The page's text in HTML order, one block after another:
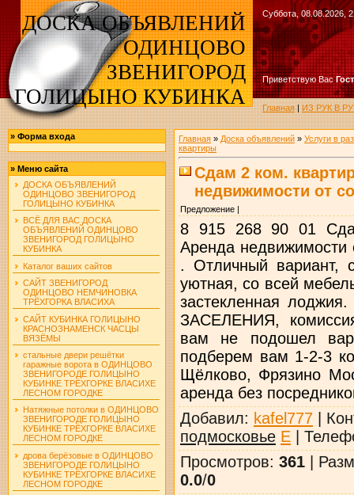
ДОСКА ОБЪЯВЛЕНИЙ
ОДИНЦОВО
ЗВЕНИГОРОД
ГОЛИЦЫНО КУБИНКА
Суббота, 08.08.2026,
Приветствую Вас
Главная|ИЗ РУК В
» Форма входа
» Меню сайта
ДОСКА ОБЪЯВЛЕНИЙ
ОДИНЦОВО ЗВЕНИГОРОД
ГОЛИЦЫНО КУБИНКА
ВСЁ ДЛЯ ВАС ДОСКА
ОБЪЯВЛЕНИЙ ОДИНЦОВО
ЗВЕНИГОРОД ГОЛИЦЫНО
КУБИНКА
Каталог ваших сайтов
САЙТ ЗВЕНИГОРОД
ОДИНЦОВО НЕМЧИНОВКА
ТРЁХГОРКА ВЛАСИХА
САЙТ КУБИНКА ГОЛИЦЫНО
КРАСНОЗНАМЕНСК ЧАСЦЫ
ВЯЗЁМЫ
стальные двери решётки
гаражные ворота в ОДИНЦОВО
ЗВЕНИГОРОДЕ ГОЛИЦЫНО
КУБИНКЕ ТРЁХГОРКЕ ВЛАСИХЕ
ЛЕСНОМ ГОРОДКЕ
Натяжные потолки в ОДИНЦОВО
ЗВЕНИГОРОДЕ ГОЛИЦЫНО
КУБИНКЕ ТРЁХГОРКЕ ВЛАСИХЕ
ЛЕСНОМ ГОРОДКЕ
дрова берёзовые в ОДИНЦОВО
ЗВЕНИГОРОДЕ ГОЛИЦЫНО
КУБИНКЕ ТРЁХГОРКЕ ВЛАСИХЕ
ЛЕСНОМ ГОРОДКЕ
Главная» Доска объявлений» Услуги в
квартиры
Сдам 2 ком.
недвижимости от
Предложение |
8 915 268 90 01
Аренда
. Отличный вариант,
уютная, со всей
застекленная
ЗАСЕЛЕНИЯ,
вам не подошел
подберем вам 1-2-3
Щёлково, Фрязино
аренда без
Добавил: kafel777|
подмосковье E|
Просмотров: 361|
0.0/0